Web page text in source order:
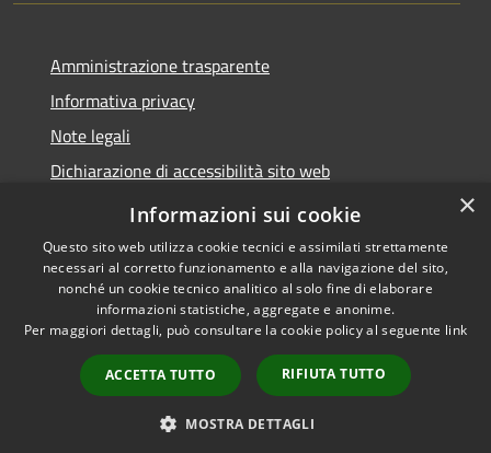
Amministrazione trasparente
Informativa privacy
Note legali
Dichiarazione di accessibilità sito web
WhistleblowingPA
Accessibilità
Copyright © 2026 • Comune di
Gaglianico • Powered by
Municipium•
Accesso
redazione
×
Informazioni sui cookie
Questo sito web utilizza cookie tecnici e assimilati strettamente
necessari al corretto funzionamento e alla navigazione del sito,
nonché un cookie tecnico analitico al solo fine di elaborare
informazioni statistiche, aggregate e anonime.
Per maggiori dettagli, può consultare la cookie policy al seguente link
ACCETTA TUTTO RIFIUTA TUTTO
MOSTRA DETTAGLI